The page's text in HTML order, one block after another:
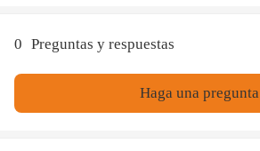
0 Preguntas y respuestas
Haga una pregunta